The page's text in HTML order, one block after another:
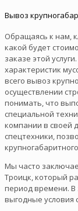
Вывоз
Обращаясь к нам,
какой будет
заказе этой
характеристик
всего вывоз
осуществлении
понимать, что
специальной
компании в своей
спецтехники,
Мы часто
Троицк, который
период времени. В
выгодные условия